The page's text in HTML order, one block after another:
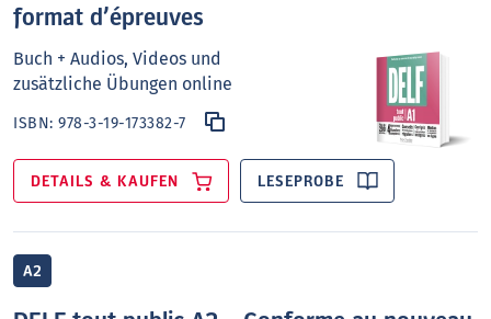
format d’épreuves
Buch + Audios, Videos und
zusätzliche Übungen online
ISBN:978-3-19-173382-7
DETAILS & KAUFEN LESEPROBE
A2